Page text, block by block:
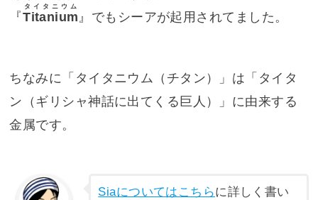
『Titanium
タイタニウム
』でもシーアが起用されてました。
ちなみに「タイタニウム（チタン）」は「タイタ
ン（ギリシャ神話に出てくる巨人）」に由来する
金属です。
Siaについてはこちらに詳しく書い